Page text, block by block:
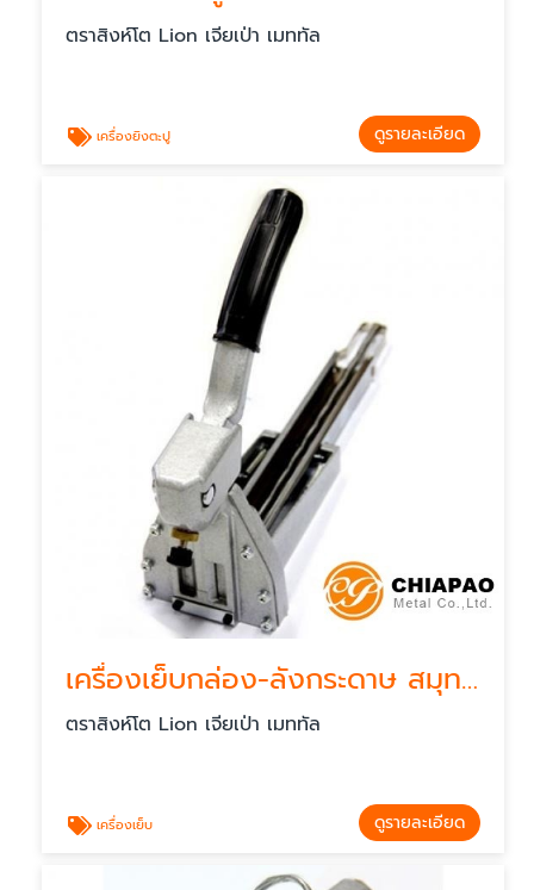
ตราสิงห์โต Lion เจียเป่า เมททัล
เครื่องยิงตะปู ดูรายละเอียด
เครื่องเย็บกล่อง-ลังกระดาษ สมุทรปราการ
ตราสิงห์โต Lion เจียเป่า เมททัล
เครื่องเย็บ ดูรายละเอียด